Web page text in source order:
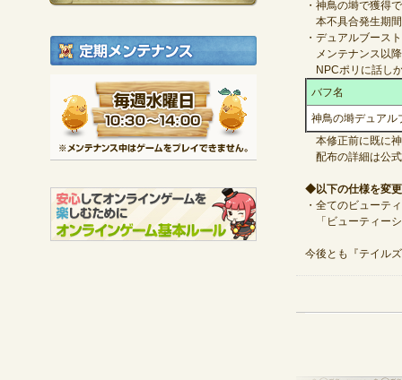
定期メンテナンス
毎週水曜日 10:30
※メンテナンス中は
・神鳥の塒で獲得
本不具合発生期
・デュアルブース
メンテナンス以
NPCポリに話し
バフ名
神鳥の塒デュアル
本修正前に既に
配布の詳細は公
◆以下の仕様を変
・全てのビューテ
「ビューティー
今後とも『テイル